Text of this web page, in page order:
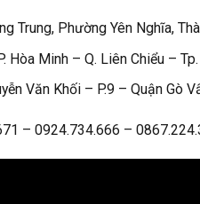
Trung, Phường Yên Nghĩa,
Hòa Minh – Q. Liên Chiểu –
Văn Khối – P.9 – Quận Gò
– 0924.734.666 –